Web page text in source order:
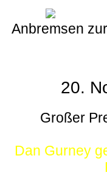
Anbremsen
20.
Großer
Dan Gurney